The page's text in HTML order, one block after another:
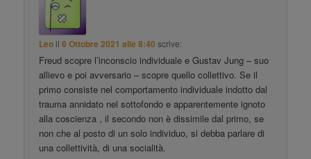
Leo il6 Ottobre 2021 alle 8:40 scrive:
Freud scopre l’inconscio individuale e Gustav Jung – suo
allievo e poi avversario – scopre quello collettivo. Se il
primo consiste nel comportamento individuale indotto dal
trauma annidato nel sottofondo e apparentemente ignoto
alla coscienza , il secondo non è dissimile dal primo, se
non che al posto di un solo individuo, si debba parlare di
una collettività, di una socialità.